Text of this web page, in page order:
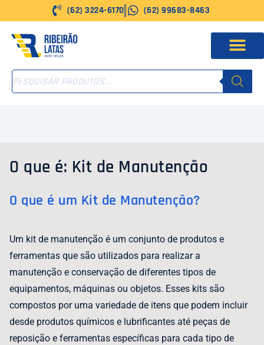
para
conteúdo
(62) 3224-6170 (62) 99683-8463
PESQUISAR
PRODUTOS
O que é: Kit de Manutenção
O que é um Kit de Manutenção?
Um kit de manutenção é um conjunto de produtos e
ferramentas que são utilizados para realizar a
manutenção e conservação de diferentes tipos de
equipamentos, máquinas ou objetos. Esses kits são
compostos por uma variedade de itens que podem incluir
desde produtos químicos e lubrificantes até peças de
reposição e ferramentas específicas para cada tipo de